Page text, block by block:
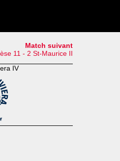
Match suivant
11 - 2 St-Maurice II
IV